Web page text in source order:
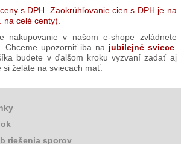
s DPH. Zaokrúhľovanie cien s DPH je na
na celé centy).
nakupovanie v našom e-shope zvládnete
Chceme upozorniť iba na jubilejné sviece.
budete v ďalšom kroku vyzvaní zadať aj
si želáte na sviecach mať.
riešenia sporov